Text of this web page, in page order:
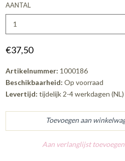
AANTAL
€37,50
Artikelnummer: 1000186
Beschikbaarheid: Op voorraad
Levertijd: tijdelijk 2-4 werkdagen (NL)
Aan verlanglijst toevoegen